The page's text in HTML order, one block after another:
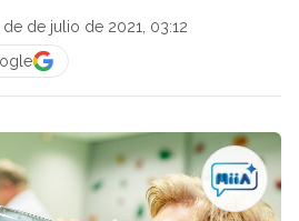
de de julio de 2021, 03:12